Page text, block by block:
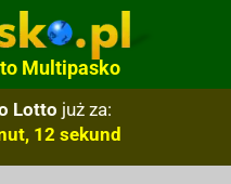
Multipasko
Lotto już za:
11 sekund